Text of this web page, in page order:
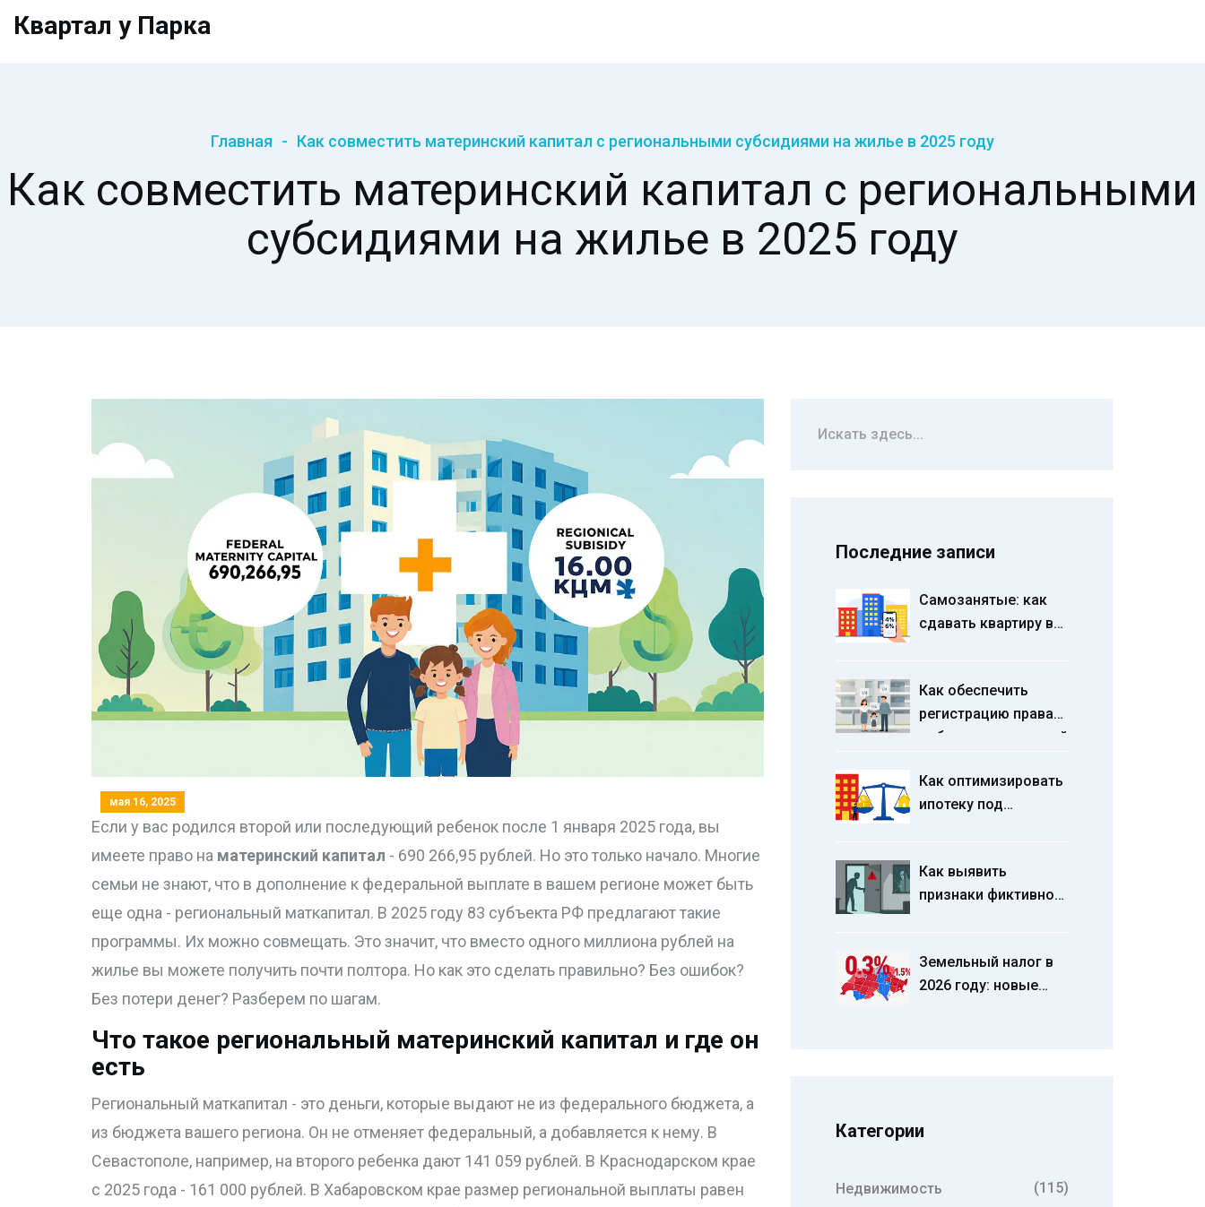
Квартал у Парка
Главная Как совместить материнский капитал с региональными субсидиями на жилье в 2025 году
Как совместить материнский капитал с региональными
субсидиями на жилье в 2025 году
мая 16, 2025
Если у вас родился второй или последующий ребенок после 1 января 2025 года, вы
имеете право на материнский капитал - 690 266,95 рублей. Но это только начало. Многие
семьи не знают, что в дополнение к федеральной выплате в вашем регионе может быть
еще одна - региональный маткапитал. В 2025 году 83 субъекта РФ предлагают такие
программы. Их можно совмещать. Это значит, что вместо одного миллиона рублей на
жилье вы можете получить почти полтора. Но как это сделать правильно? Без ошибок?
Без потери денег? Разберем по шагам.
Что такое региональный материнский капитал и где он
есть
Региональный маткапитал - это деньги, которые выдают не из федерального бюджета, а
из бюджета вашего региона. Он не отменяет федеральный, а добавляется к нему. В
Севастополе, например, на второго ребенка дают 141 059 рублей. В Краснодарском крае
с 2025 года - 161 000 рублей. В Хабаровском крае размер региональной выплаты равен
Последние записи
Самозанятые: как
сдавать квартиру в
году
Как обеспечить
регистрацию права
собственности детей
при использовании
материнского
Как оптимизировать
ипотеку под
стратегии, ставки и
риски
Как выявить
признаки фиктивной
Земельный налог в
2026 году: новые
Категории
Недвижимость (115)